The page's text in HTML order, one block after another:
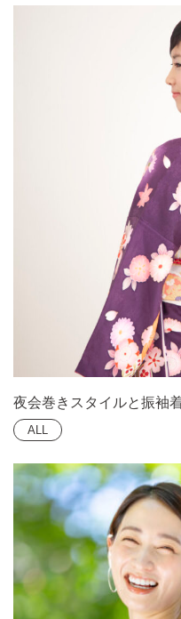
夜会巻きスタイルと振袖
ALL